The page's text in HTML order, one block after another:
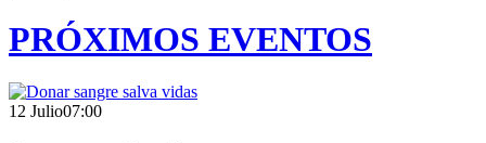
PRÓXIMOS EVENTOS
12 Julio07:00